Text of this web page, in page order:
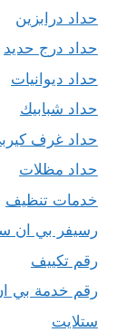
حداد درابزين
حداد درج حديد
حداد ديوانيات
حداد شبابيك
حداد غرف
حداد مظلات
خدمات تنظيف
رسيفر بي ان
رقم تكييف
رقم خدمة بي
ستلايت